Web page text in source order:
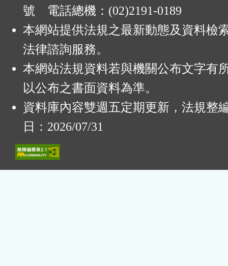
號 電話總機：(02)2191-0189
本網站提供法規之最新動態及資料檢
法律諮詢服務。
本網站法規資料若與機關公布文字有
以公布之書面資料為準。
資料庫內容雙週五定期更新，法規整
日：2026/07/31